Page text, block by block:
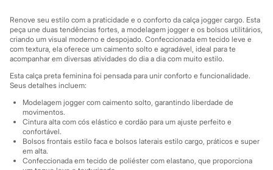
Marcas
City
Clock House
Mindset
Sawary
Moda esportiva
Acessórios
Blusas
Calçados
Leggings
Shorts e Bermudas
Tops
Moda íntima
Calcinhas
Renove seu estilo com a praticidade e o conforto da calça jogger cargo. Esta
peça une duas tendências fortes, a modelagem jogger e os bolsos utilitários,
criando um visual moderno e despojado. Confeccionada em tecido leve e
com textura, ela oferece um caimento solto e agradável, ideal para te
acompanhar em diversas atividades do dia a dia com muito estilo.
Esta calça preta feminina foi pensada para unir conforto e funcionalidade.
Seus detalhes incluem:
Modelagem jogger com caimento solto, garantindo liberdade de
movimentos.
Cintura alta com cós elástico e cordão para um ajuste perfeito e
confortável.
Bolsos frontais estilo faca e bolsos laterais estilo cargo, práticos e super
em alta.
Confeccionada em tecido de poliéster com elastano, que proporciona